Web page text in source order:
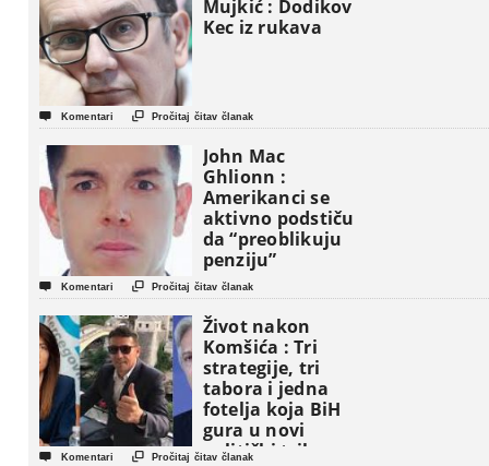
Mujkić : Dodikov
Kec iz rukava
 Komentari  Pročitaj čitav članak
John Mac
Ghlionn :
Amerikanci se
aktivno podstiču
da “preoblikuju
penziju”
 Komentari  Pročitaj čitav članak
Život nakon
Komšića : Tri
strategije, tri
tabora i jedna
fotelja koja BiH
gura u novi
politički triler
 Komentari  Pročitaj čitav članak